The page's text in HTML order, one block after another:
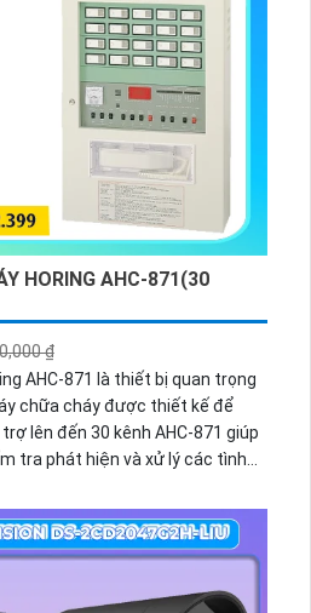
HORING AHC-871(30
₫
AHC-871 là thiết bị quan trọng
chữa cháy được thiết kế để
lên đến 30 kênh AHC-871 giúp
tra phát hiện và xử lý các tình
xung quanh.